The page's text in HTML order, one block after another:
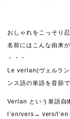
おしゃれをこっそり
名前にはこんな由来が
・・・
Le verlan(ヴェルラ
ンス語の単語を音節
Verlan という単語自
l’en/vers→ vers/